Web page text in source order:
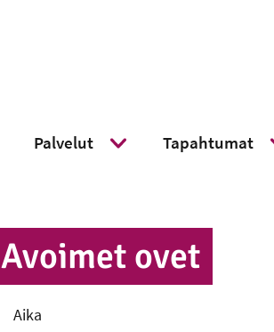
Palvelut Tapahtumat
Avoimet ovet
Aika